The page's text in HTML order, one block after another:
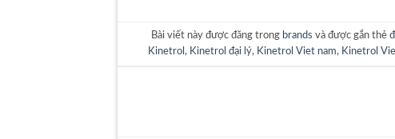
Bài viết này được đăng trong brands và được gắn thẻ
Kinetrol , Kinetrol đại lý, Kinetrol Viet nam, Kinetrol